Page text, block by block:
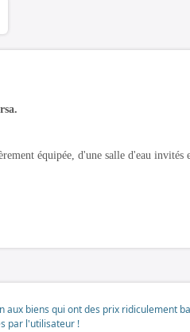
équipée, d'une salle d'eau invités
biens qui ont des prix ridiculement
par l'utilisateur !